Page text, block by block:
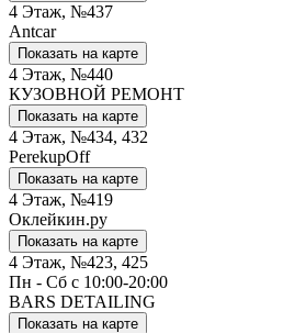
4 Этаж, №437
Antcar
Показать на карте
4 Этаж, №440
КУЗОВНОЙ РЕМОНТ
Показать на карте
4 Этаж, №434, 432
PerekupOff
Показать на карте
4 Этаж, №419
Оклейкин.ру
Показать на карте
4 Этаж, №423, 425
Пн - Сб с 10:00-20:00
BARS DETAILING
Показать на карте